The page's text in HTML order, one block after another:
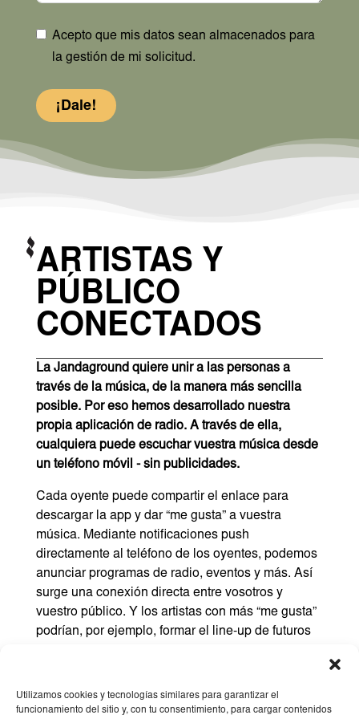
Utilizamos cookies y tecnologías similares para garantizar el
funcionamiento del sitio y, con tu consentimiento, para cargar contenidos
Acepto que mis datos sean almacenados para
la gestión de mi solicitud.
¡Dale!
ARTISTAS Y
PÚBLICO
CONECTADOS
La Jandaground quiere unir a las personas a
través de la música, de la manera más sencilla
posible. Por eso hemos desarrollado nuestra
propia aplicación de radio. A través de ella,
cualquiera puede escuchar vuestra música desde
un teléfono móvil - sin publicidades.
Cada oyente puede compartir el enlace para
descargar la app y dar “me gusta” a vuestra
música. Mediante notificaciones push
directamente al teléfono de los oyentes, podemos
anunciar programas de radio, eventos y más. Así
surge una conexión directa entre vosotros y
vuestro público. Y los artistas con más “me gusta”
podrían, por ejemplo, formar el line-up de futuros
La app